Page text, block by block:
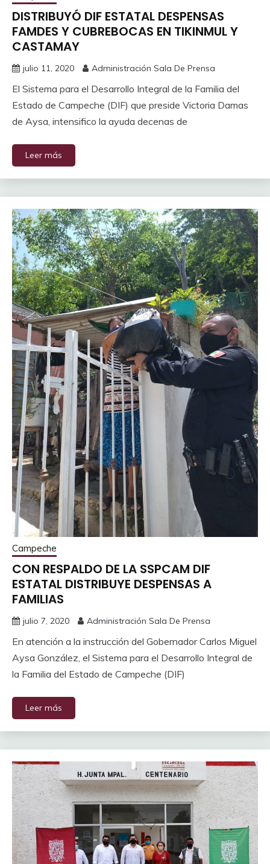
DISTRIBUYÓ DIF ESTATAL DESPENSAS
FAMDES Y CUBREBOCAS EN TIKINMUL Y
CASTAMAY
julio 11, 2020 Administración Sala De Prensa
El Sistema para el Desarrollo Integral de la Familia del
Estado de Campeche (DIF) que preside Victoria Damas
de Aysa, intensifico la ayuda decenas de
Leer más
Campeche
CON RESPALDO DE LA SSPCAM DIF
ESTATAL DISTRIBUYE DESPENSAS A
FAMILIAS
julio 7, 2020 Administración Sala De Prensa
En atención a la instrucción del Gobernador Carlos Miguel
Aysa González, el Sistema para el Desarrollo Integral de
la Familia del Estado de Campeche (DIF)
Leer más